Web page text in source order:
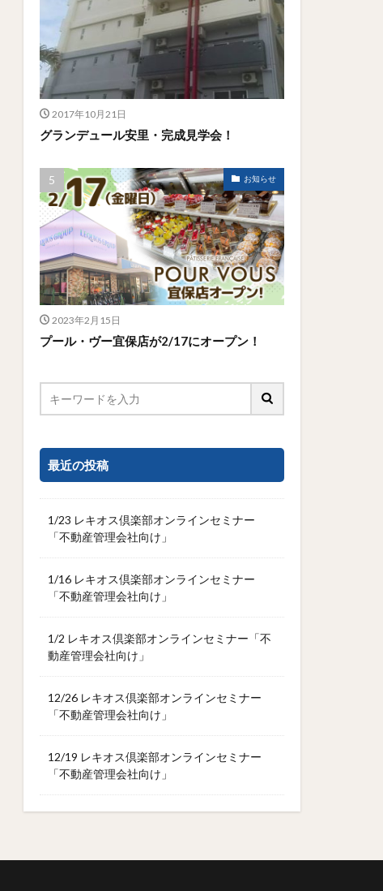
2017年10月21日
グランデュール安里・完成見学会！
お知らせ
2023年2月15日
プール・ヴー宜保店が2/17にオープン！
最近の投稿
1/23 レキオス倶楽部オンラインセミナー
「不動産管理会社向け」
1/16 レキオス倶楽部オンラインセミナー
「不動産管理会社向け」
1/2 レキオス倶楽部オンラインセミナー「不
動産管理会社向け」
12/26 レキオス倶楽部オンラインセミナー
「不動産管理会社向け」
12/19 レキオス倶楽部オンラインセミナー
「不動産管理会社向け」